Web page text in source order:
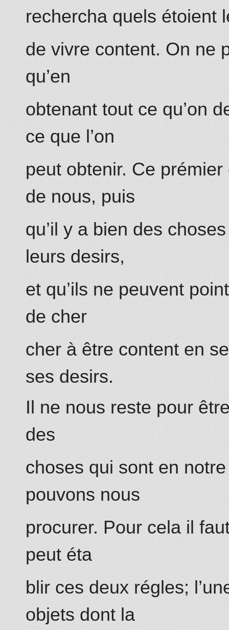
rechercha quels étoient
de vivre content. On ne
qu’en
obtenant tout ce qu’on
ce que l’on
peut obtenir. Ce
de nous, puis
qu’il y a bien des
leurs desirs,
et qu’ils ne peuvent
de cher
cher à être content en
ses desirs.
Il ne nous reste pour
des
choses qui sont en
pouvons nous
procurer. Pour cela il
peut éta
blir ces deux régles;
objets dont la